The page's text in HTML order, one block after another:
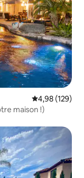
Évaluation
4,98 (129)
maison !)